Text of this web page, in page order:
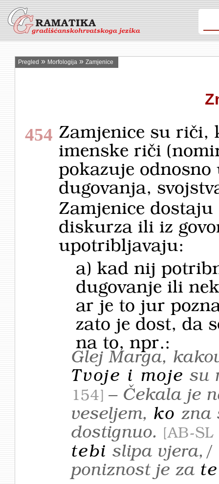
Pregled » Morfologija » Zamjenice
454 Zamjenice su riči,
imenske riči
pokazuje
dugovanja,
Zamjenice
diskurza ili iz
upotribljavaju:
a) kad nij
dugovanje ili
ar je to jur
zato je dost, da
na to, npr.:
Glej Marga,
Tvoje i moje su
154 – Čekala je
veseljem, ko zna
dostignuo.
AB-SL
tebi slipa vjera,/
poniznost je za te